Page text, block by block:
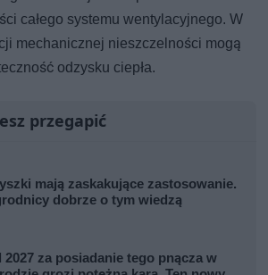
całego systemu wentylacyjnego. W
mechanicznej nieszczelności mogą
odzysku ciepła.
przegapić
mają zaskakujące zastosowanie.
dobrze o tym wiedzą
2027 za posiadanie tego pnącza w